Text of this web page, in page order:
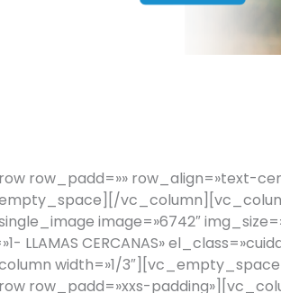
row_padd=»» row_align=»text-
image=»6742″
LLAMAS CERCANAS»
width=»1/
row_padd=»xxs-